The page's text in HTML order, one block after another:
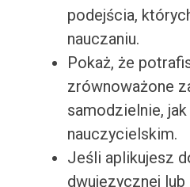
podejścia,
nauczaniu.
Pokaż, że
zrównoważone
samodzielnie,
nauczycielskim.
Jeśli aplikujesz
dwujęzycznej